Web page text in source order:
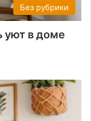
Без рубрики
уют в доме